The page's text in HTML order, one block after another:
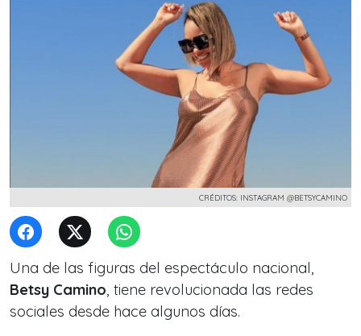
CRÉDITOS: INSTAGRAM @BETSYCAMINO
Una de las figuras del espectáculo nacional,
Betsy Camino, tiene revolucionada las redes
sociales desde hace algunos días.